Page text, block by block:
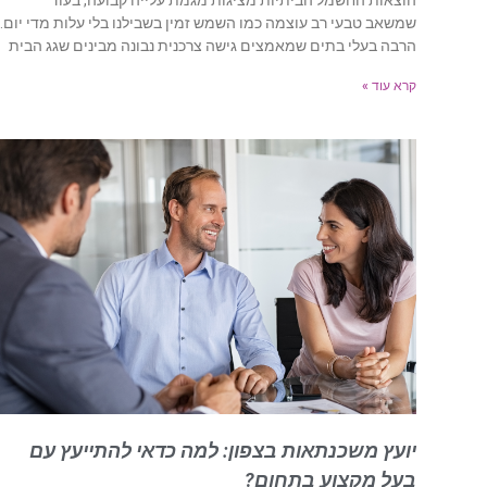
שמשאב טבעי רב עוצמה כמו השמש זמין בשבילנו בלי עלות מדי יום.
הרבה בעלי בתים שמאמצים גישה צרכנית נבונה מבינים שגג הבית
קרא עוד »
יועץ משכנתאות בצפון: למה כדאי להתייעץ עם
בעל מקצוע בתחום?